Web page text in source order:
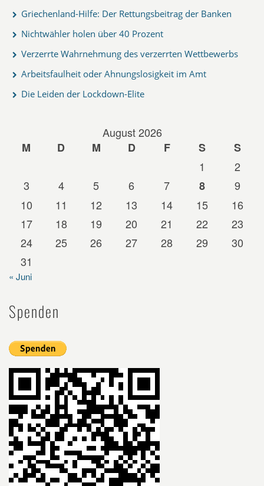
Griechenland-Hilfe: Der Rettungsbeitrag der Banken
Nichtwähler holen über 40 Prozent
Verzerrte Wahrnehmung des verzerrten Wettbewerbs
Arbeitsfaulheit oder Ahnungslosigkeit im Amt
Die Leiden der Lockdown-Elite
August 2026
M
D M D F S
S
1
2
3
4 5 6 7 8
9
10
11 12 13 14 15
16
17
18 19 20 21 22
23
24
25 26 27 28 29
30
31
« Juni
Spenden